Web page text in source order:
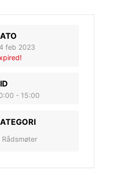
feb 2023
- 15:00
Rådsmøter